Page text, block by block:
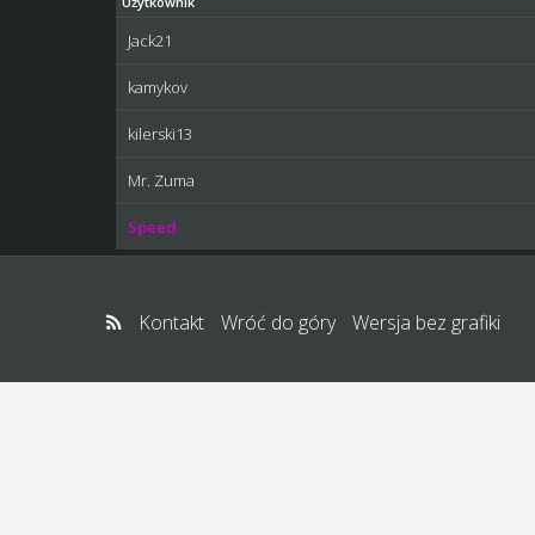
Jack21
kamykov
kilerski13
Mr. Zuma
Speed
Kontakt Wróć do góry Wersja bez grafiki